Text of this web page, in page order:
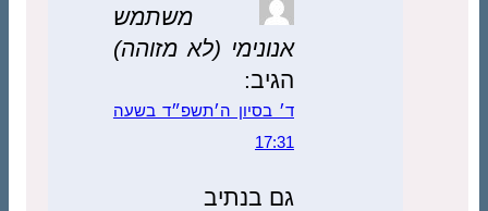
משתמש
אנונימי (לא מזוהה)
הגיב:
ד׳ בסיון ה׳תשפ״ד בשעה
17:31
גם בנתיב